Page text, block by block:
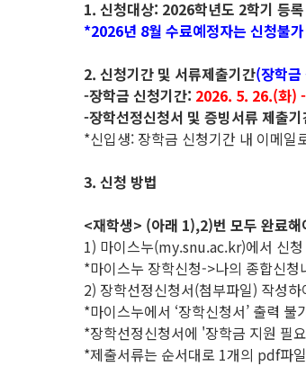
1. 신청대상: 2026학년도 2학기 등
*2026년 8월 수료예정자는 신청불가
2. 신청기간 및 서류제출기간(장학
-장학금 신청기간: 2026. 5. 26.(화)
-장학선정신청서 및 증빙서류 제출
*신입생: 장학금 신청기간 내 이메일
3. 신청 방법
<재학생> (아래 1),2)번 모두 완료
1) 마이스누(my.snu.ac.kr)에서 신
*마이스누 장학신청->나의 종합신청
2) 장학선정신청서(첨부파일) 작성
*마이스누에서 ‘장학신청서’ 출력
*장학선정신청서에 '장학금 지원 필
*제출서류는 순서대로 1개의 pdf파